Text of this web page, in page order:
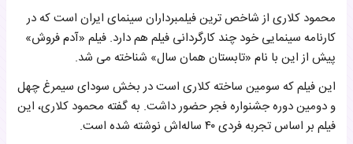
محمود کلاری از شاخص ترین فیلمبرداران سینمای ایران است که در
کارنامه سینمایی خود چند کارگردانی فیلم هم دارد. فیلم «آدم فروش»
پیش از این با نام «تابستان همان سال» شناخته می شد.
این فیلم که سومین ساخته کلاری است در بخش سودای سیمرغ چهل
و دومین دوره جشنواره فجر حضور داشت. به گفته محمود کلاری، این
فیلم بر اساس تجربه فردی ۴۰ ساله‌اش نوشته شده است.